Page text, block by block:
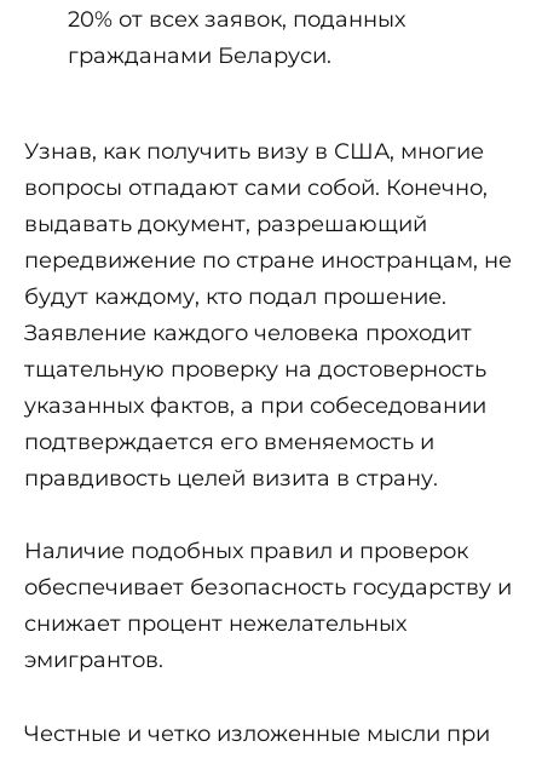
20% от всех заявок, поданных
гражданами Беларуси.
Узнав, как получить визу в США, многие
вопросы отпадают сами собой. Конечно,
выдавать документ, разрешающий
передвижение по стране иностранцам, не
будут каждому, кто подал прошение.
Заявление каждого человека проходит
тщательную проверку на достоверность
указанных фактов, а при собеседовании
подтверждается его вменяемость и
правдивость целей визита в страну.
Наличие подобных правил и проверок
обеспечивает безопасность государству и
снижает процент нежелательных
эмигрантов.
Честные и четко изложенные мысли при